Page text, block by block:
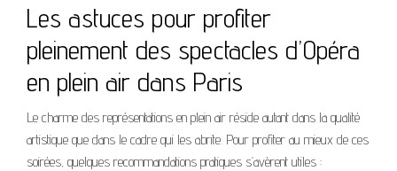
Les astuces pour profiter
pleinement des spectacles d’Opéra
en plein air dans Paris
Le charme des représentations en plein air réside autant dans la qualité
artistique que dans le cadre qui les abrite. Pour profiter au mieux de ces
soirées, quelques recommandations pratiques s’avèrent utiles :